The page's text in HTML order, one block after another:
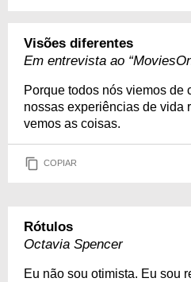
Visões diferentes
Em entrevista ao
Porque todos nós viemos de
nossas experiências de vida
vemos as coisas.
COPIAR
Rótulos
Octavia Spencer
Eu não sou otimista. Eu sou